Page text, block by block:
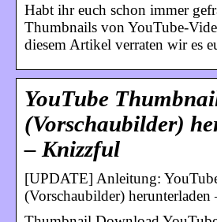
Habt ihr euch schon immer
Thumbnails von YouTube-
diesem Artikel verraten wir es
YouTube
(Vorschaubilder)
– Knizzful
[UPDATE] Anleitung:
(Vorschaubilder)